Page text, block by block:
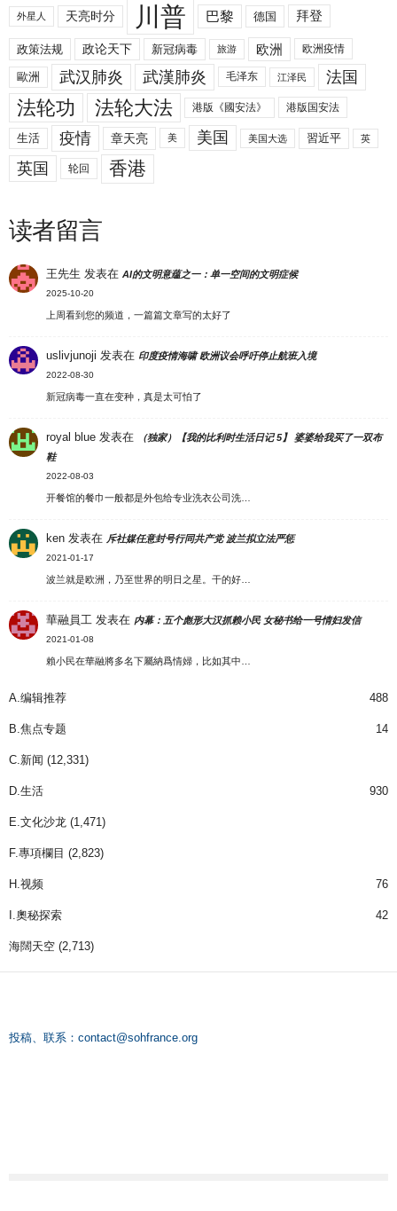
外星人 天亮时分 川普 巴黎 德国 拜登
政策法规 政论天下 新冠病毒 旅游 欧洲 欧洲疫情
歐洲 武汉肺炎 武漢肺炎 毛泽东 江泽民 法国
法轮功 法轮大法 港版《國安法》 港版国安法
生活 疫情 章天亮 美 美国 美国大选 習近平 英
英国 轮回 香港
读者留言
王先生 发表在AI的文明意蕴之一：单一空间的文明症候
2025-10-20
上周看到您的频道，一篇篇文章写的太好了
uslivjunoji 发表在 印度疫情海啸 欧洲议会呼吁停止航班入境
2022-08-30
新冠病毒一直在变种，真是太可怕了
royal blue 发表在
（独家）【我的比利时生活日记 5】 婆婆给我买了一双布
鞋
2022-08-03
开餐馆的餐巾一般都是外包给专业洗衣公司洗…
ken 发表在 斥社媒任意封号行同共产党 波兰拟立法严惩
2021-01-17
波兰就是欧洲，乃至世界的明日之星。干的好…
華融員工 发表在 内幕：五个彪形大汉抓赖小民 女秘书给一号情妇发信
2021-01-08
賴小民在華融將多名下屬納爲情婦，比如其中…
A.编辑推荐 488
B.焦点专题 14
C.新闻 (12,331)
D.生活 930
E.文化沙龙 (1,471)
F.專項欄目 (2,823)
H.视频 76
I.奧秘探索 42
海闊天空 (2,713)
投稿、联系： contact@sohfrance.org